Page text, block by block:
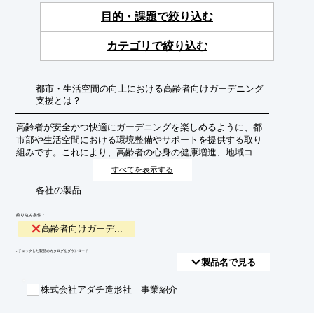
目的・課題で絞り込む
カテゴリで絞り込む
都市・生活空間の向上における高齢者向けガーデニング
支援とは？
高齢者が安全かつ快適にガーデニングを楽しめるように、都
市部や生活空間における環境整備やサポートを提供する取り
組みです。これにより、高齢者の心身の健康増進、地域コミ
ュニティとの交流促進、緑豊かな生活空間の創出を目指しま
すべてを表示する
各社の製品
絞り込み条件：
高齢者向けガーデ...
​▼チェックした製品のカタログをダウンロード
製品名で見る
株式会社アダチ造形社 事業紹介